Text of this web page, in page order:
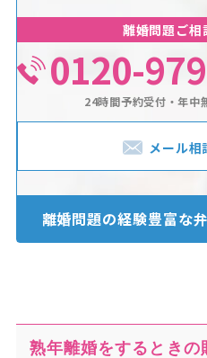
離婚問題ご相
0120-
24時間予約受付・年中
メール相
離婚問題の経験豊富な
熟年離婚をするときの